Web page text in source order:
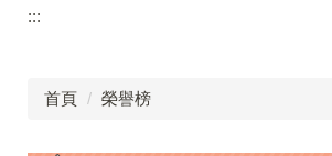
:::
首頁 榮譽榜